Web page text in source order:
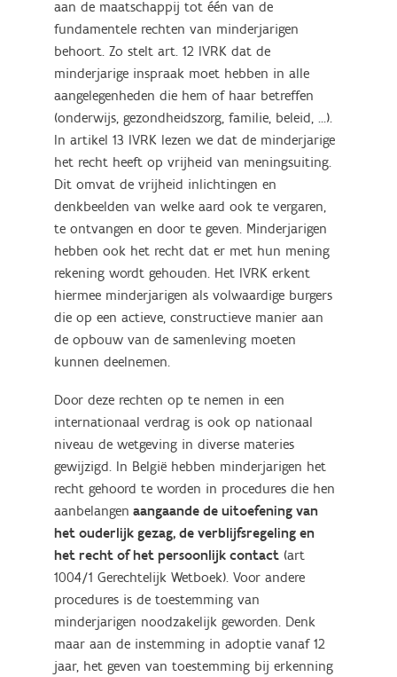
aan de maatschappij tot één van de
fundamentele rechten van minderjarigen
behoort. Zo stelt art. 12 IVRK dat de
minderjarige inspraak moet hebben in alle
aangelegenheden die hem of haar betreffen
(onderwijs, gezondheidszorg, familie, beleid, …).
In artikel 13 IVRK lezen we dat de minderjarige
het recht heeft op vrijheid van meningsuiting.
Dit omvat de vrijheid inlichtingen en
denkbeelden van welke aard ook te vergaren,
te ontvangen en door te geven. Minderjarigen
hebben ook het recht dat er met hun mening
rekening wordt gehouden. Het IVRK erkent
hiermee minderjarigen als volwaardige burgers
die op een actieve, constructieve manier aan
de opbouw van de samenleving moeten
kunnen deelnemen.
Door deze rechten op te nemen in een
internationaal verdrag is ook op nationaal
niveau de wetgeving in diverse materies
gewijzigd. In België hebben minderjarigen het
recht gehoord te worden in procedures die hen
aanbelangen aangaande de uitoefening van
het ouderlijk gezag, de verblijfsregeling en
het recht of het persoonlijk contact (art
1004/1 Gerechtelijk Wetboek). Voor andere
procedures is de toestemming van
minderjarigen noodzakelijk geworden. Denk
maar aan de instemming in adoptie vanaf 12
jaar, het geven van toestemming bij erkenning